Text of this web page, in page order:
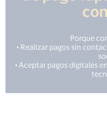
Porque
• Realizar pagos sin
• Aceptar pagos digitales